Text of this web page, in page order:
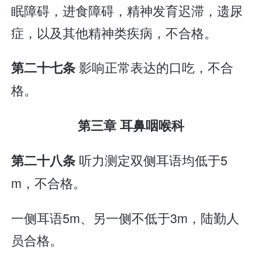
眠障碍，进食障碍，精神发育迟滞，遗尿
症，以及其他精神类疾病，不合格。
第二十七条影响正常表达的口吃，不合
格。
第三章 耳鼻咽喉科
第二十八条 听力测定双侧耳语均低于5
m，不合格。
一侧耳语5m、另一侧不低于3m，陆勤人
员合格。